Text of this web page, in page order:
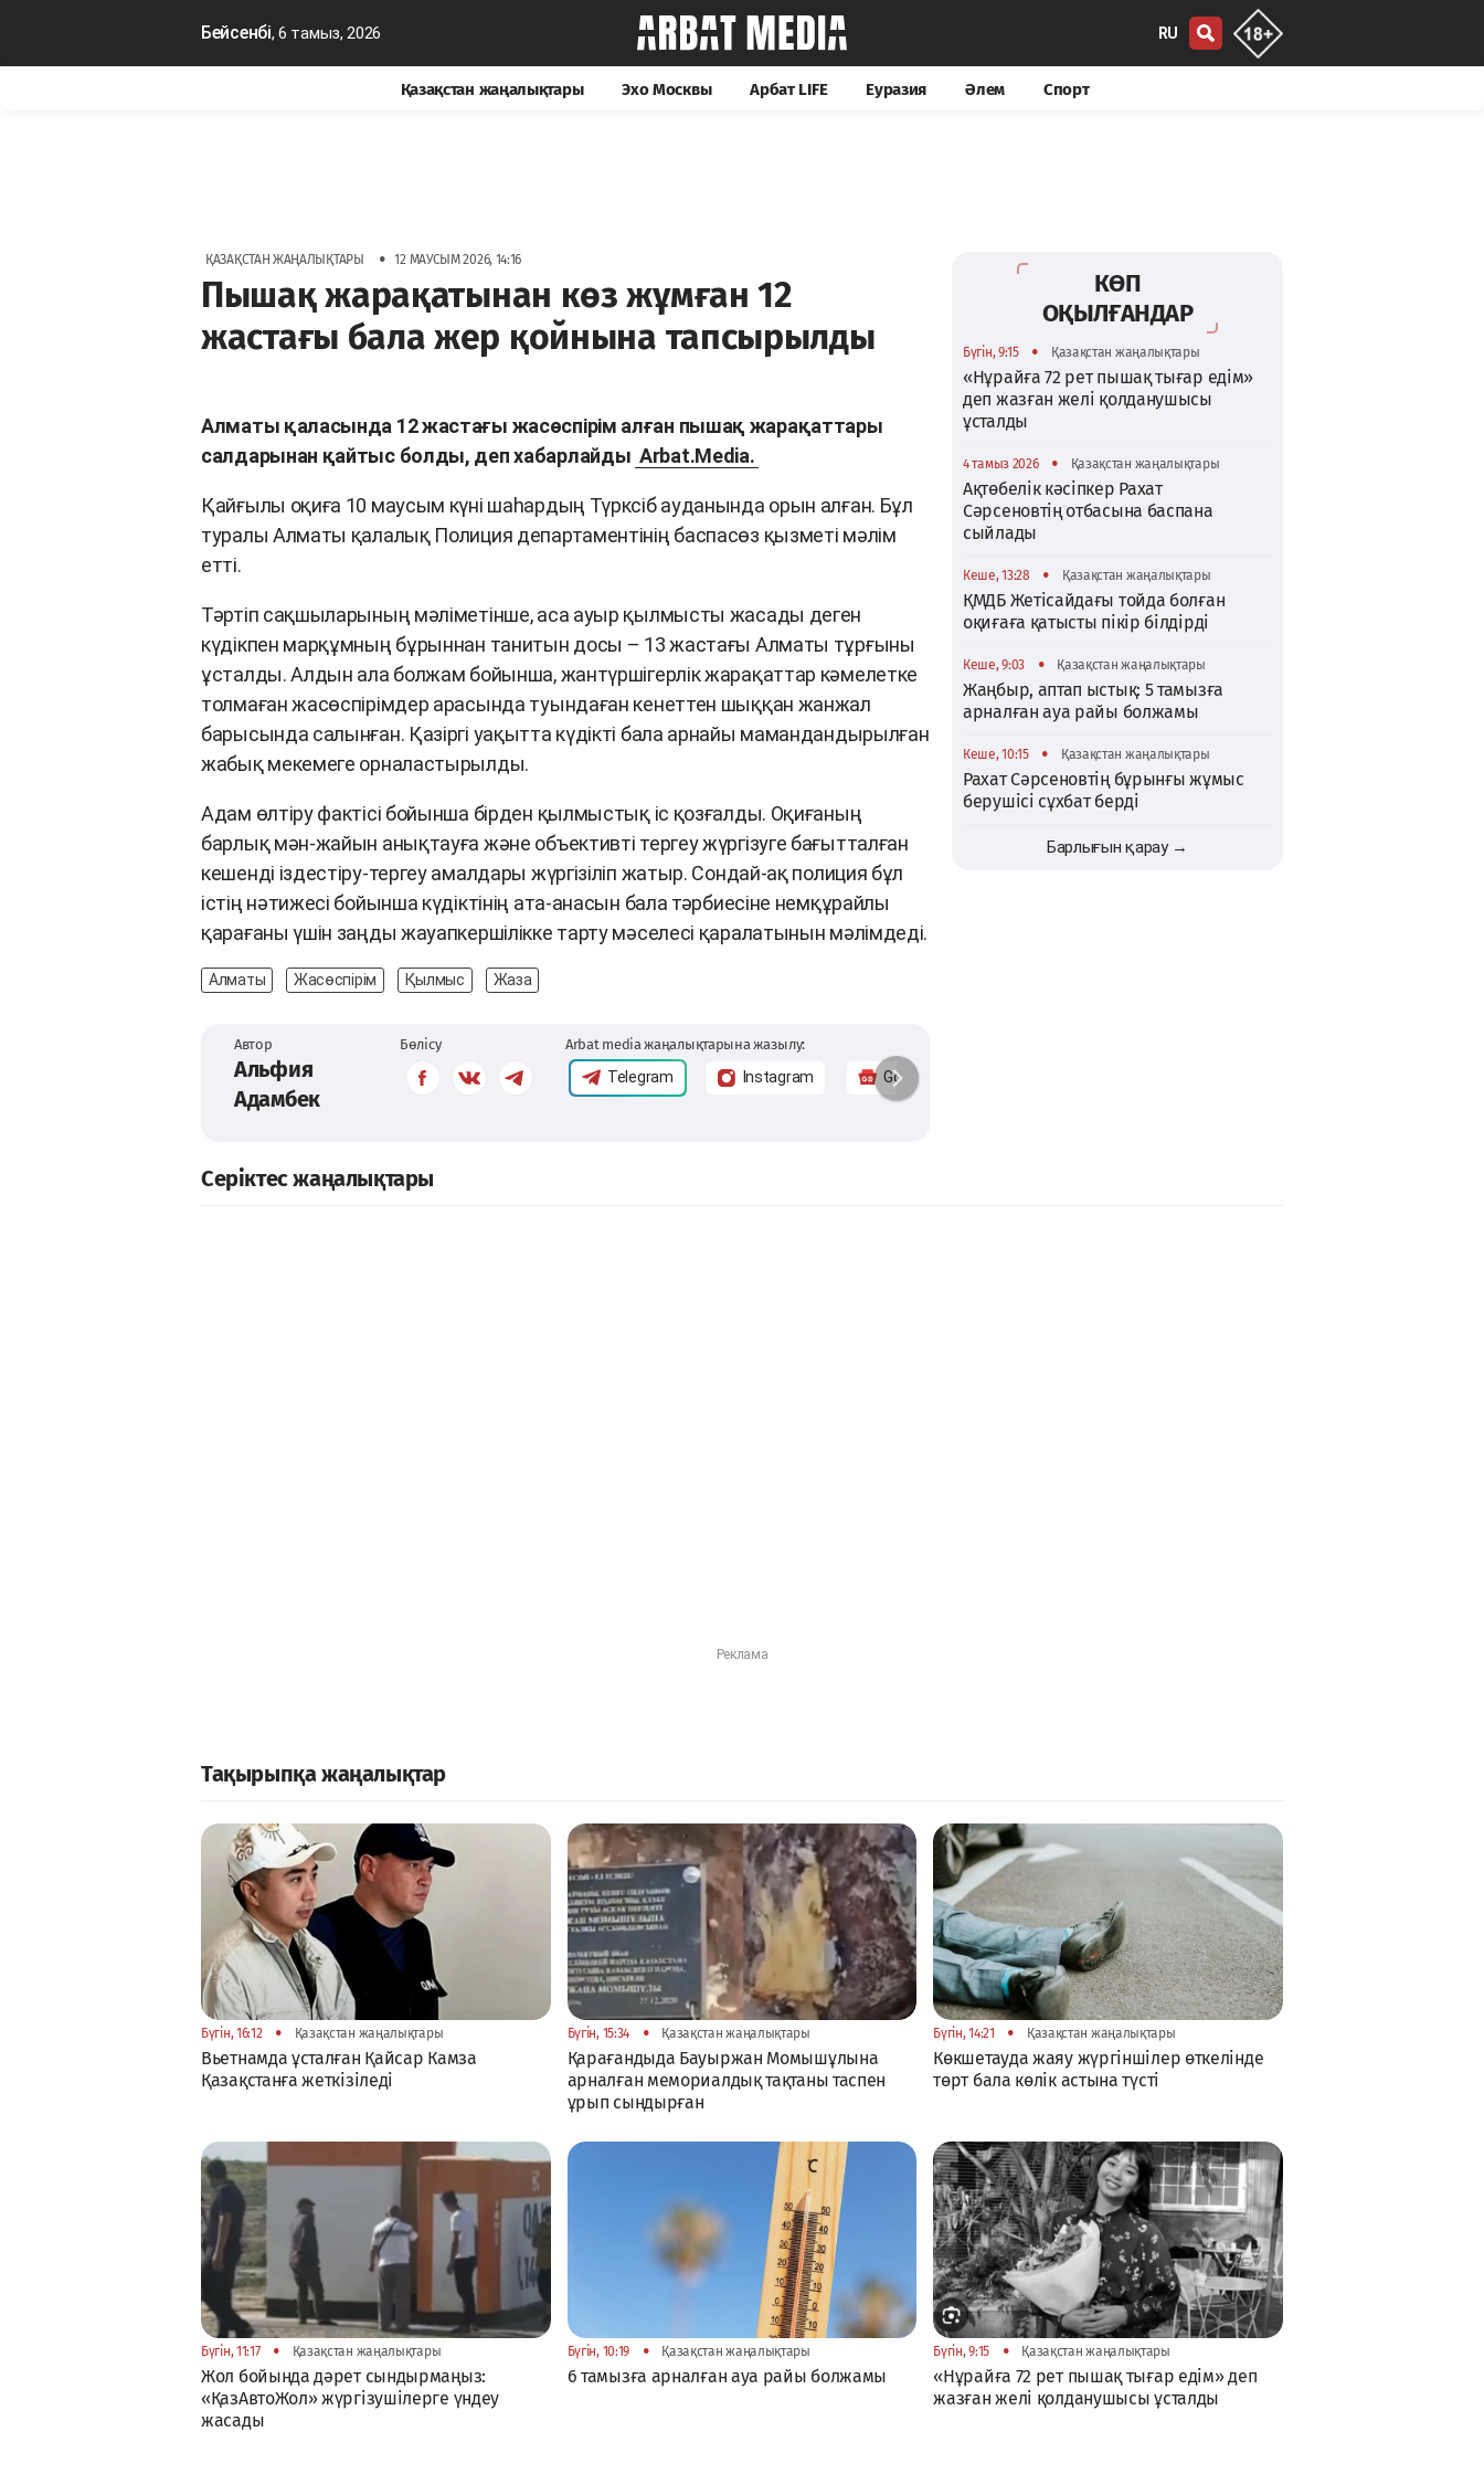
Бейсенбі, 6 тамыз, 2026 RU
Қазақстан жаңалықтары Эхо Москвы Арбат LIFE Еуразия Әлем Спорт
ҚАЗАҚСТАН ЖАҢАЛЫҚТАРЫ • 12 МАУСЫМ 2026, 14:16
Пышақ жарақатынан көз жұмған 12
жастағы бала жер қойнына тапсырылды
Алматы қаласында 12 жастағы жасөспірім алған пышақ жарақаттары
салдарынан қайтыс болды, деп хабарлайды Arbat.Media.
Қайғылы оқиға 10 маусым күні шаһардың Түрксіб ауданында орын алған. Бұл
туралы Алматы қалалық Полиция департаментінің баспасөз қызметі мәлім
етті.
Тәртіп сақшыларының мәліметінше, аса ауыр қылмысты жасады деген
күдікпен марқұмның бұрыннан танитын досы – 13 жастағы Алматы тұрғыны
ұсталды. Алдын ала болжам бойынша, жантүршігерлік жарақаттар кәмелетке
толмаған жасөспірімдер арасында туындаған кенеттен шыққан жанжал
барысында салынған. Қазіргі уақытта күдікті бала арнайы мамандандырылған
жабық мекемеге орналастырылды.
Адам өлтіру фактісі бойынша бірден қылмыстық іс қозғалды. Оқиғаның
барлық мән-жайын анықтауға және объективті тергеу жүргізуге бағытталған
кешенді іздестіру-тергеу амалдары жүргізіліп жатыр. Сондай-ақ полиция бұл
істің нәтижесі бойынша күдіктінің ата-анасын бала тәрбиесіне немқұрайлы
қарағаны үшін заңды жауапкершілікке тарту мәселесі қаралатынын мәлімдеді.
Алматы Жасөспірім Қылмыс Жаза
Автор
Альфия
Адамбек
Бөлісу Arbat media жаңалықтарына жазылу:
Telegram Instagram Google News
КӨП
ОҚЫЛҒАНДАР
Бүгін, 9:15 • Қазақстан жаңалықтары
«Нұрайға 72 рет пышақ тығар едім»
деп жазған желі қолданушысы
ұсталды
4 тамыз 2026 • Қазақстан жаңалықтары
Ақтөбелік кәсіпкер Рахат
Сәрсеновтің отбасына баспана
сыйлады
Кеше, 13:28 • Қазақстан жаңалықтары
ҚМДБ Жетісайдағы тойда болған
оқиғаға қатысты пікір білдірді
Кеше, 9:03 • Қазақстан жаңалықтары
Жаңбыр, аптап ыстық: 5 тамызға
арналған ауа райы болжамы
Кеше, 10:15 • Қазақстан жаңалықтары
Рахат Сәрсеновтің бұрынғы жұмыс
берушісі сұхбат берді
Барлығын қарау →
Серіктес жаңалықтары
Тақырыпқа жаңалықтар
Бүгін, 16:12 • Қазақстан жаңалықтары
Вьетнамда ұсталған Қайсар Камза
Қазақстанға жеткізіледі
Бүгін, 15:34 • Қазақстан жаңалықтары
Қарағандыда Бауыржан Момышұлына
арналған мемориалдық тақтаны таспен
ұрып сындырған
Бүгін, 14:21 • Қазақстан жаңалықтары
Көкшетауда жаяу жүргіншілер өткелінде
төрт бала көлік астына түсті
Бүгін, 11:17 • Қазақстан жаңалықтары
Жол бойында дәрет сындырмаңыз:
«ҚазАвтоЖол» жүргізушілерге үндеу
жасады
Бүгін, 10:19 • Қазақстан жаңалықтары
6 тамызға арналған ауа райы болжамы
Бүгін, 9:15 • Қазақстан жаңалықтары
«Нұрайға 72 рет пышақ тығар едім» деп
жазған желі қолданушысы ұсталды